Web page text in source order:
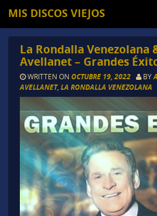
MIS DISCOS VIEJOS
La Rondalla Venezolana
Avellanet – Grandes
WRITTEN ON OCTUBRE 19, 2022 BY
AVELLANET, LA RONDALLA VENEZOLANA